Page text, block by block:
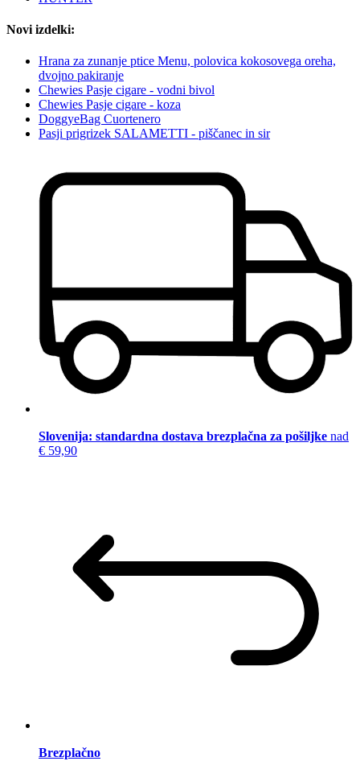
Novi izdelki:
Hrana za zunanje ptice Menu, polovica kokosovega oreha,
dvojno pakiranje
Chewies Pasje cigare - vodni bivol
Chewies Pasje cigare - koza
DoggyeBag Cuortenero
Pasji prigrizek SALAMETTI - piščanec in sir
Slovenija: standardna dostava brezplačna za pošiljke nad
€ 59,90
Brezplačno